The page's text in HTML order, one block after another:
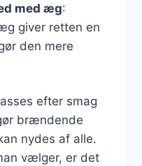
med æg:
giver retten en
den mere
efter smag
brændende
nydes af alle.
vælger, er det